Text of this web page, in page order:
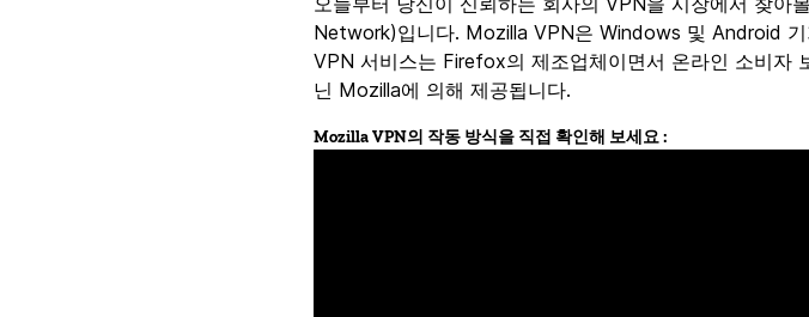
Network)입니다. Mozilla VPN은 Windows 및 Android
VPN 서비스는 Firefox의 제조업체이면서 온라인 소비자
닌 Mozilla에 의해 제공됩니다.
Mozilla VPN의 작동 방식을 직접 확인해 보세요 :